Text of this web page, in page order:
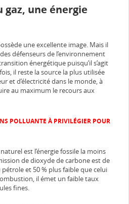
gaz, une énergie
une excellente image. Mais il
défenseurs de l’environnement
énergétique puisqu’il s’agit
il reste la source la plus utilisée
et d’électricité dans le monde, à
au maximum le recours aux
POLLUANTE À PRIVILÉGIER POUR
est l’énergie fossile la moins
de dioxyde de carbone est de
et 50 % plus faible que celui
il émet un faible taux
fines.